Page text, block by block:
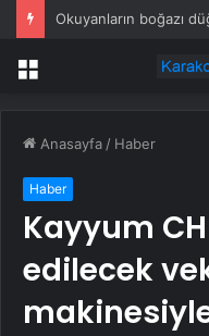
Menü
Anasayfa / Haber
Haber
Kayyum
edilecek